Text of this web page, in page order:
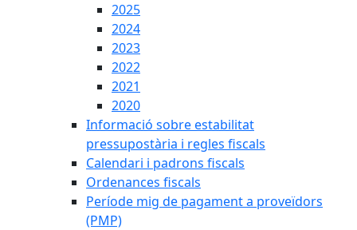
2025
2024
2023
2022
2021
2020
Informació sobre estabilitat
pressupostària i regles fiscals
Calendari i padrons fiscals
Ordenances fiscals
Període mig de pagament a proveïdors
(PMP)